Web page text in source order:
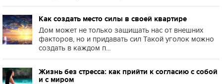
Как создать место силы в своей квартире
Дом может не только защищать нас от внешних
факторов, но и придавать сил Такой уголок можно
создать в каждом п...
Жизнь без стресса: как прийти к согласию с собой
и с миром